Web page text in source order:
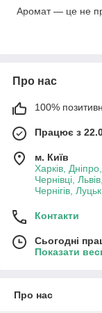
Аромат — це не
залишається
естетичну справу.
мільйонних
це витончена та
пропонує
відкриваючи
залучення вдячних
Чому
преміальна
Про нас
100%
Працює з
м. Київ
Харків,
Чернівці,
Чернігів,
Контакти
Сьогодні
Показати
Про нас